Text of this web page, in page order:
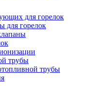
для горелок
для горелок
трубы
трубы